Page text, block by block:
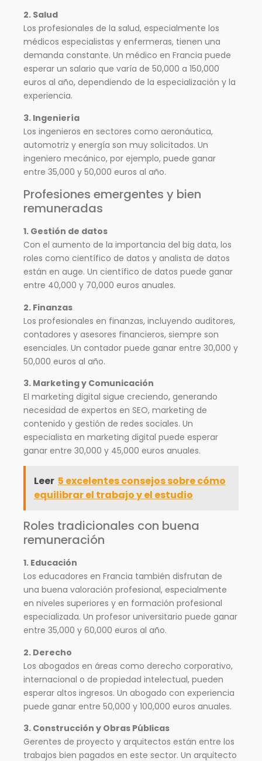
2. Salud
Los profesionales de la salud, especialmente los
médicos especialistas y enfermeras, tienen una
demanda constante. Un médico en Francia puede
esperar un salario que varía de 50,000 a 150,000
euros al año, dependiendo de la especialización y la
experiencia.
3. Ingeniería
Los ingenieros en sectores como aeronáutica,
automotriz y energía son muy solicitados. Un
ingeniero mecánico, por ejemplo, puede ganar
entre 35,000 y 50,000 euros al año.
Profesiones emergentes y bien
remuneradas
1. Gestión de datos
Con el aumento de la importancia del big data, los
roles como científico de datos y analista de datos
están en auge. Un científico de datos puede ganar
entre 40,000 y 70,000 euros anuales.
2. Finanzas
Los profesionales en finanzas, incluyendo auditores,
contadores y asesores financieros, siempre son
esenciales. Un contador puede ganar entre 30,000 y
50,000 euros al año.
3. Marketing y Comunicación
El marketing digital sigue creciendo, generando
necesidad de expertos en SEO, marketing de
contenido y gestión de redes sociales. Un
especialista en marketing digital puede esperar
ganar entre 30,000 y 45,000 euros anuales.
Leer 5 excelentes consejos sobre cómo
equilibrar el trabajo y el estudio
Roles tradicionales con buena
remuneración
1. Educación
Los educadores en Francia también disfrutan de
una buena valoración profesional, especialmente
en niveles superiores y en formación profesional
especializada. Un profesor universitario puede ganar
entre 35,000 y 60,000 euros al año.
2. Derecho
Los abogados en áreas como derecho corporativo,
internacional o de propiedad intelectual, pueden
esperar altos ingresos. Un abogado con experiencia
puede ganar entre 50,000 y 100,000 euros anuales.
3. Construcción y Obras Públicas
Gerentes de proyecto y arquitectos están entre los
trabajos bien pagados en este sector. Un arquitecto